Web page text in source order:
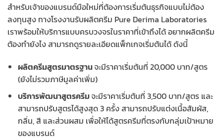
สำหรับเจ้าของแบรนด์มือใหม่ที่ต้องการเริ่มต้นธุรกิจแบบไม่ต้อง
ลงทุนสูง ทางโรงงานรับผลิตครีม Pure Derima Laboratories
เราพร้อมให้บริการแบบครบวงจรในราคาที่เข้าถึงได้ อยากผลิตครีม
ต้องทำยังไง สามารถดูรายละเอียดแพ็กเกจเริ่มต้นได้ ดังนี้
ผลิตครีมสูตรมาตรฐานจะมีราคาเริ่มต้นที่ 20,000 บาท/สูตร
(ยังไม่รวมภาษีมูลค่าเพิ่ม)
บริการพัฒนาสูตรครีมจะมีราคาเริ่มต้นที่ 3,500 บาท/สูตร และ
สามารถปรับสูตรได้สูงสุด 3 ครั้ง สามารถปรับแต่งเนื้อสัมผัส,
กลิ่น, สี และส่วนผสม เพื่อให้ได้สูตรครีมที่ตรงกับกลุ่มเป้าหมาย
ของแบรนด์